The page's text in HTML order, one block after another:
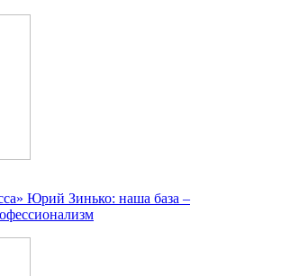
Юрий Зинько: наша база –